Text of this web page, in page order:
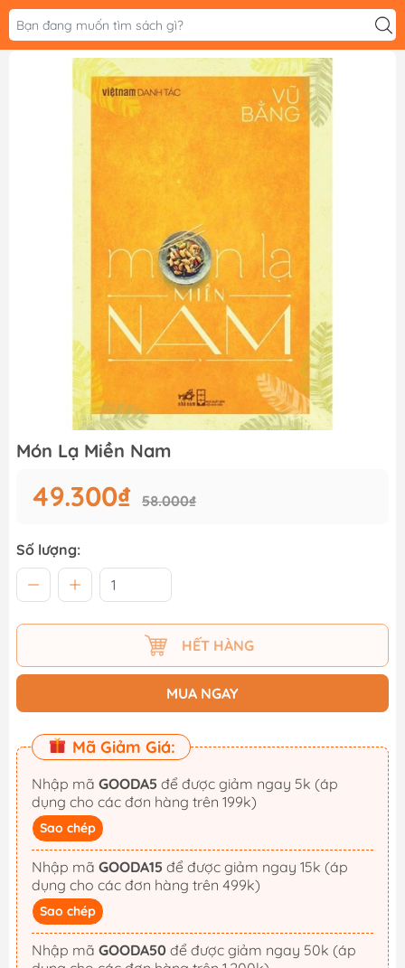
Món Lạ Miền Nam
49.300₫ 58.000₫
Số lượng:
HẾT HÀNG
MUA NGAY
Mã Giảm Giá:
Nhập mã GOODA5
dụng cho các đơn hàng trên 199k)
Sao chép
Nhập mã GOODA15
dụng cho các đơn hàng trên 499k)
Sao chép
Nhập mã GOODA50